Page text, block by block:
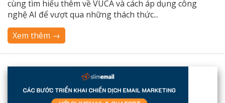
cùng tìm hiểu thêm về VUCA và cách áp dụng công
nghệ AI để vượt qua những thách thức...
Xem thêm →